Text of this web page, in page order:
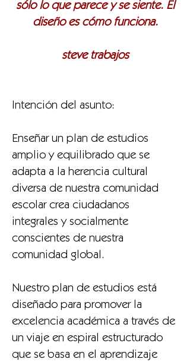
sólo lo que parece y se siente. El
diseño es cómo funciona.
steve trabajos
Intención del asunto:
Enseñar un plan de estudios
amplio y equilibrado que se
adapta a la herencia cultural
diversa de nuestra comunidad
escolar crea ciudadanos
integrales y socialmente
conscientes de nuestra
comunidad global.
Nuestro plan de estudios está
diseñado para promover la
excelencia académica a través de
un viaje en espiral estructurado
que se basa en el aprendizaje